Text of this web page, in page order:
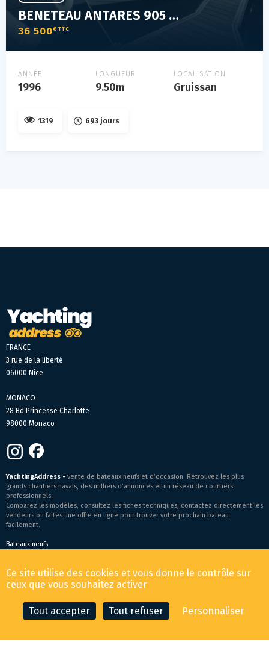
BENETEAU ANTARES 905 FLY
36 500€ TTC
ANNÉE
1996
LONGUEUR
9.50m
LOCALISATION
Gruissan
1319 693 jours
CONTACTER LE COURTIER FAIRE UNE OFFRE
FRANCE
3 rue de la liberté
06000 Nice
MONACO
28 Bd Princesse Charlotte
98000 Monaco
YachtingAddress - vente de bateaux neufs et d’occasion. Retrouvez les plus
grands chantiers navals, des milliers d’annonces et un réseau de courtiers
professionnels.
Comparez les modèles, consultez les fiches techniques, contactez directement les
vendeurs ou faites une offre en ligne pour trouver votre prochain bateau
facilement.
Bateaux neufs
© 2026 YachtingAddress.com
Ce site utilise des cookies et vous donne le contrôle sur
ceux que vous souhaitez activer
Tout accepter Tout refuser Personnaliser